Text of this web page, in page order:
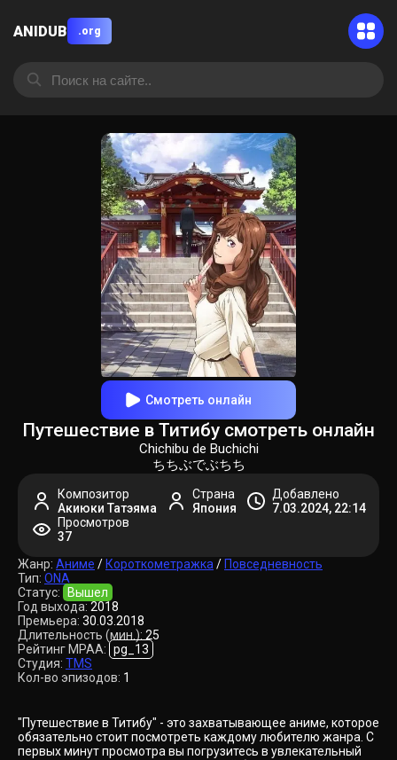
ANIDUB .org
Смотреть онлайн
Путешествие в Титибу смотреть онлайн
Chichibu de Buchichi
ちちぶでぶちち
Композитор
Акиюки Татэяма
Страна
Япония
Добавлено
7.03.2024, 22:14
Просмотров
37
Жанр: Аниме / Короткометражка / Повседневность
Тип: ONA
Статус:
Вышел
Год выхода: 2018
Премьера: 30.03.2018
Длительность (мин.): 25
Рейтинг MPAA: pg_13
Студия: TMS
Кол-во эпизодов: 1
"Путешествие в Титибу" - это захватывающее аниме, которое
обязательно стоит посмотреть каждому любителю жанра. С
первых минут просмотра вы погрузитесь в увлекательный